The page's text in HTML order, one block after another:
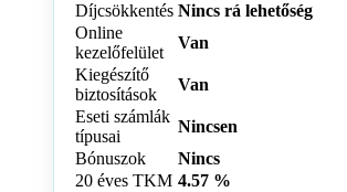
Díjcsökkentés Nincs rá lehetőség
Online
kezelőfelület
Van
Kiegészítő
biztosítások
Van
Eseti számlák
típusai
Nincsen
Bónuszok
Nincs
20 éves TKM 4.57 %